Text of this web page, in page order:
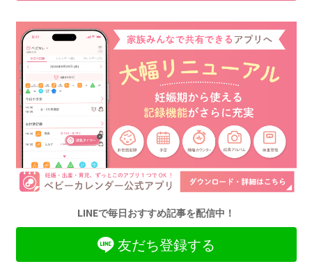
LINEで毎日おすすめ記事を配信中！
友だち登録する